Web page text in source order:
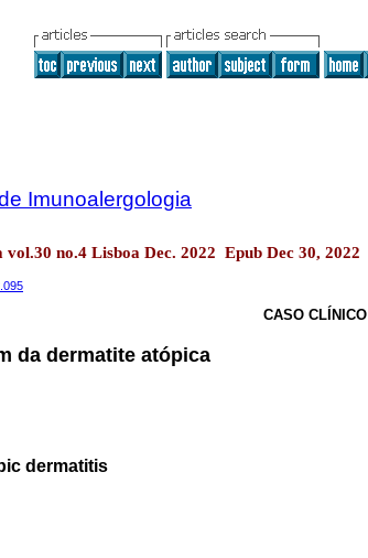
Imunoalergologia
no.4 Lisboa Dec. 2022 Epub Dec 30, 2022
CASO CLÍNICO
da dermatite atópica
dermatitis